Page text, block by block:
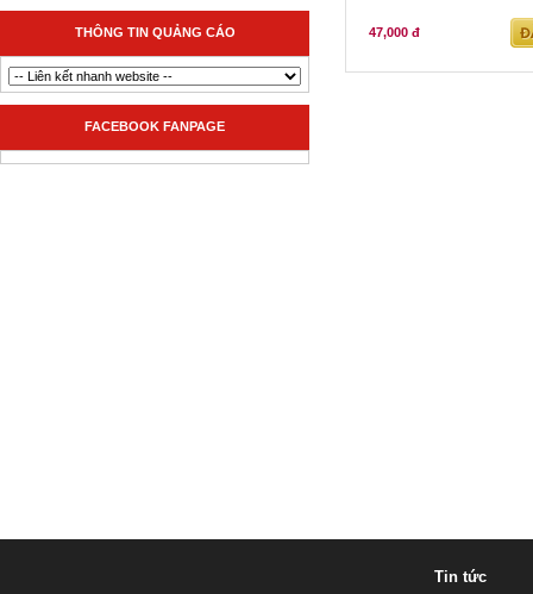
THÔNG TIN QUẢNG CÁO
FACEBOOK FANPAGE
47,000 đ
Tin tức